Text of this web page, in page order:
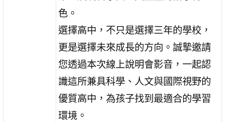
色。
選擇高中，不只是選擇三年的學校，
更是選擇未來成長的方向。誠摯邀請
您透過本次線上說明會影音，一起認
識這所兼具科學、人文與國際視野的
優質高中，為孩子找到最適合的學習
環境。